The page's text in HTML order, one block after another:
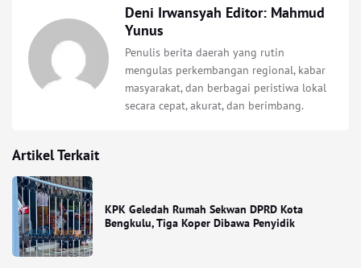
Deni Irwansyah Editor: Mahmud
Yunus
Penulis berita daerah yang rutin
mengulas perkembangan regional, kabar
masyarakat, dan berbagai peristiwa lokal
secara cepat, akurat, dan berimbang.
Artikel Terkait
KPK Geledah Rumah Sekwan DPRD Kota
Bengkulu, Tiga Koper Dibawa Penyidik